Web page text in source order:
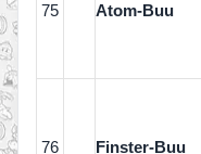
75 Atom-Buu
76 Finster-Buu